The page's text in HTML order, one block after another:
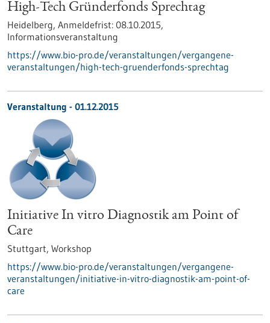
High-Tech Gründerfonds Sprechtag
Heidelberg, Anmeldefrist: 08.10.2015,
Informationsveranstaltung
https://www.bio-pro.de/veranstaltungen/vergangene-
veranstaltungen/high-tech-gruenderfonds-sprechtag
Veranstaltung - 01.12.2015
Initiative In vitro Diagnostik am Point of
Care
Stuttgart, Workshop
https://www.bio-pro.de/veranstaltungen/vergangene-
veranstaltungen/initiative-in-vitro-diagnostik-am-point-of-
care